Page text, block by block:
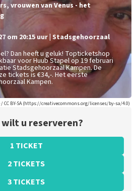
vrouwen van Venus - het
om 20:15 uur Stadsgehoorzaal
Dan heeft u geluk! Topticketshop
voor Huub Stapel op 19 februari
Stadsgehoorzaal Kampen. De
tickets is €34,-. Het eerste
Kampen.
/ CC BY-SA (https://creativecommons.org/licenses/by-sa/4.0)
u reserveren?
1 TICKET
2 TICKETS
3 TICKETS